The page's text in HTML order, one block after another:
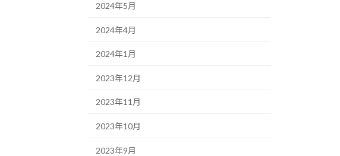
2024年5月
2024年4月
2024年1月
2023年12月
2023年11月
2023年10月
2023年9月